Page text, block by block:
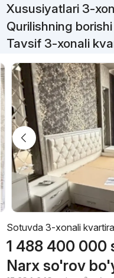
Xususiyatlari 3-
Qurilishning
Tavsif 3-xonali
Sotuvda 3-xonali
1 488 400 000
Narx so'rov